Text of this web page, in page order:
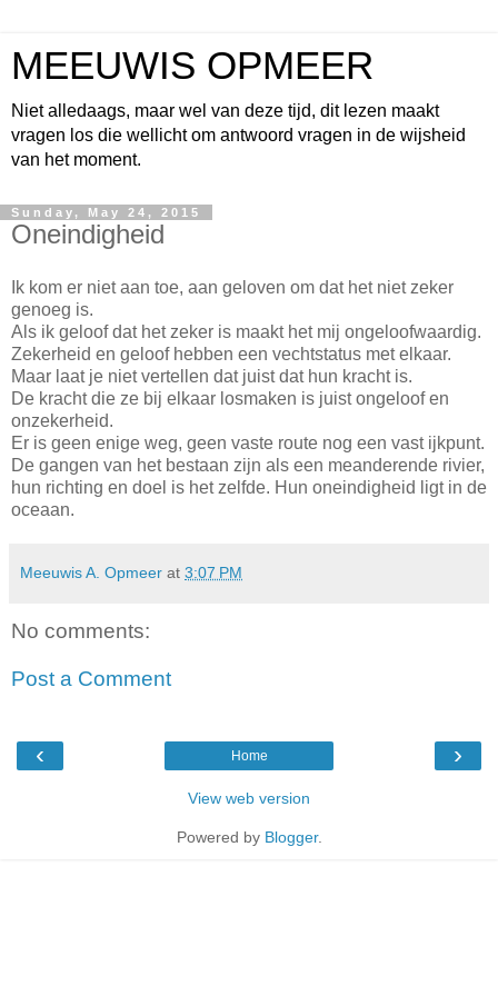
MEEUWIS OPMEER
Niet alledaags, maar wel van deze tijd, dit lezen maakt
vragen los die wellicht om antwoord vragen in de wijsheid
van het moment.
Sunday, May 24, 2015
Oneindigheid
Ik kom er niet aan toe, aan geloven om dat het niet zeker
genoeg is.
Als ik geloof dat het zeker is maakt het mij ongeloofwaardig.
Zekerheid en geloof hebben een vechtstatus met elkaar.
Maar laat je niet vertellen dat juist dat hun kracht is.
De kracht die ze bij elkaar losmaken is juist ongeloof en
onzekerheid.
Er is geen enige weg, geen vaste route nog een vast ijkpunt.
De gangen van het bestaan zijn als een meanderende rivier,
hun richting en doel is het zelfde. Hun oneindigheid ligt in de
oceaan.
Meeuwis A. Opmeer at 3:07 PM
No comments:
Post a Comment
‹ ›
Home
View web version
Powered by Blogger.